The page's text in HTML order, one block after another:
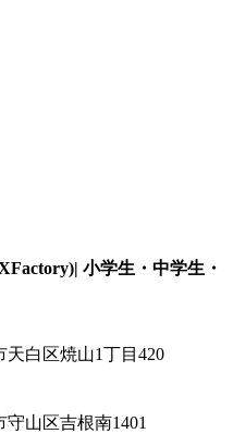
小学生・中学生・
天白区焼山1丁目420
守山区吉根南1401